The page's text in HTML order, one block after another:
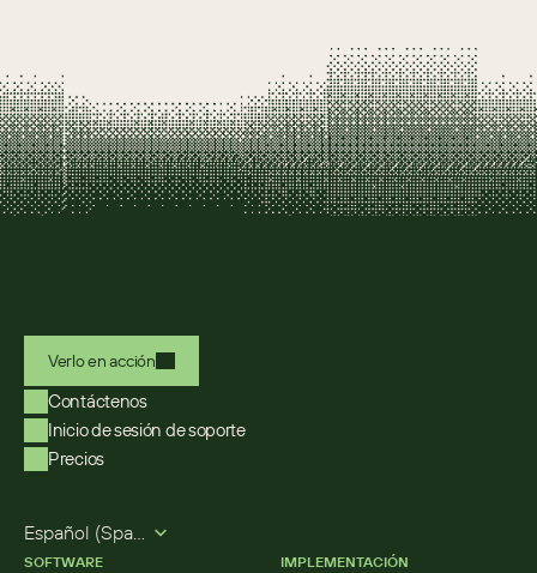
Verlo en acción
Contáctenos
Inicio de sesión de soporte
Precios
Español (Spanish)
SOFTWARE IMPLEMENTACIÓN